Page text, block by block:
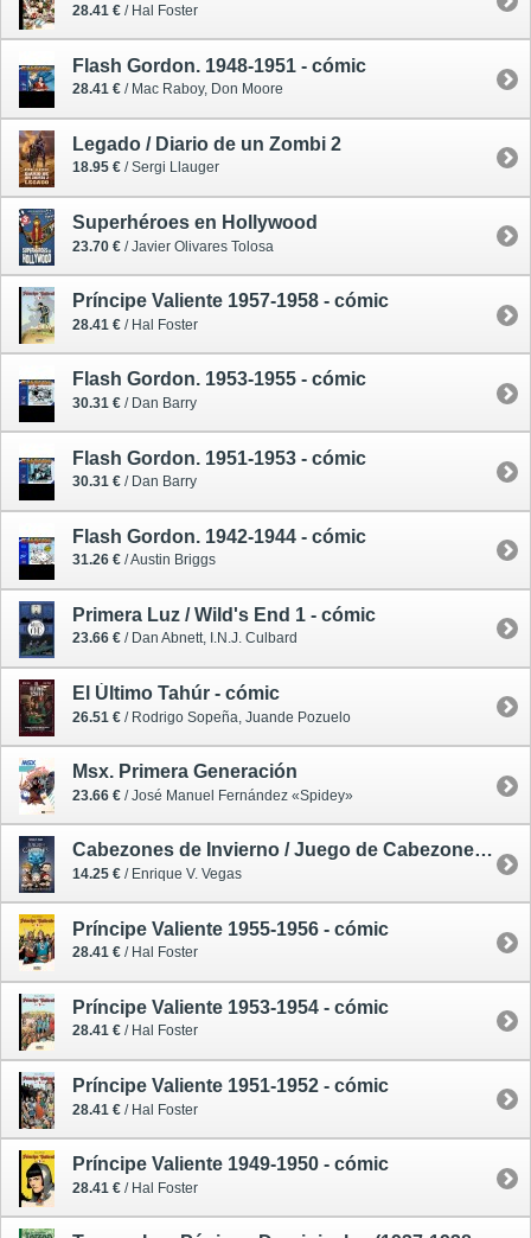
28.41 € / Hal Foster
Flash Gordon. 1948-1951 - cómic
28.41 € / Mac Raboy, Don Moore
Legado / Diario de un Zombi 2
18.95 € / Sergi Llauger
Superhéroes en Hollywood
23.70 € / Javier Olivares Tolosa
Príncipe Valiente 1957-1958 - cómic
28.41 € / Hal Foster
Flash Gordon. 1953-1955 - cómic
30.31 € / Dan Barry
Flash Gordon. 1951-1953 - cómic
30.31 € / Dan Barry
Flash Gordon. 1942-1944 - cómic
31.26 € / Austin Briggs
Primera Luz / Wild's End 1 - cómic
23.66 € / Dan Abnett, I.N.J. Culbard
El Último Tahúr - cómic
26.51 € / Rodrigo Sopeña, Juande Pozuelo
Msx. Primera Generación
23.66 € / José Manuel Fernández «Spidey»
Cabezones de Invierno / Juego de Cabezones 4 - cómic
14.25 € / Enrique V. Vegas
Príncipe Valiente 1955-1956 - cómic
28.41 € / Hal Foster
Príncipe Valiente 1953-1954 - cómic
28.41 € / Hal Foster
Príncipe Valiente 1951-1952 - cómic
28.41 € / Hal Foster
Príncipe Valiente 1949-1950 - cómic
28.41 € / Hal Foster